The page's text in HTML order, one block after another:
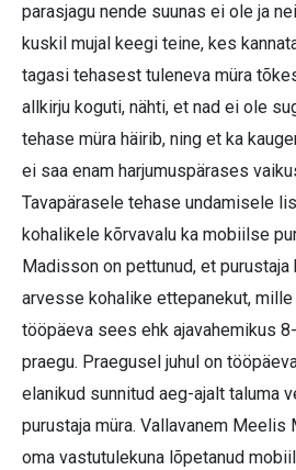
parasjagu nende suunas ei ole ja
kuskil mujal keegi teine, kes
tagasi tehasest tuleneva müra
allkirju koguti, nähti, et nad ei ole
tehase müra häirib, ning et ka
ei saa enam harjumuspärases
Tavapärasele tehase undamisele
kohalikele kõrvavalu ka mobiilse
Madisson on pettunud, et
arvesse kohalike ettepanekut,
tööpäeva sees ehk ajavahemikus
praegu. Praegusel juhul on
elanikud sunnitud aeg-ajalt taluma
purustaja müra. Vallavanem Meelis
oma vastutulekuna lõpetanud